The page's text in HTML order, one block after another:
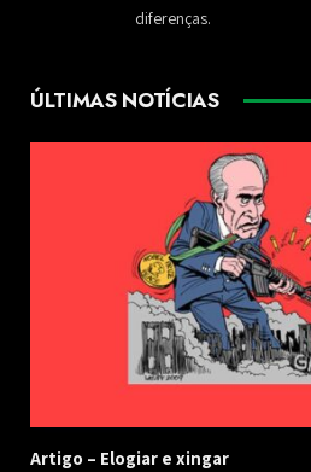
diferenças.
ÚLTIMAS NOTÍCIAS
​Artigo – ​Elogiar e xingar